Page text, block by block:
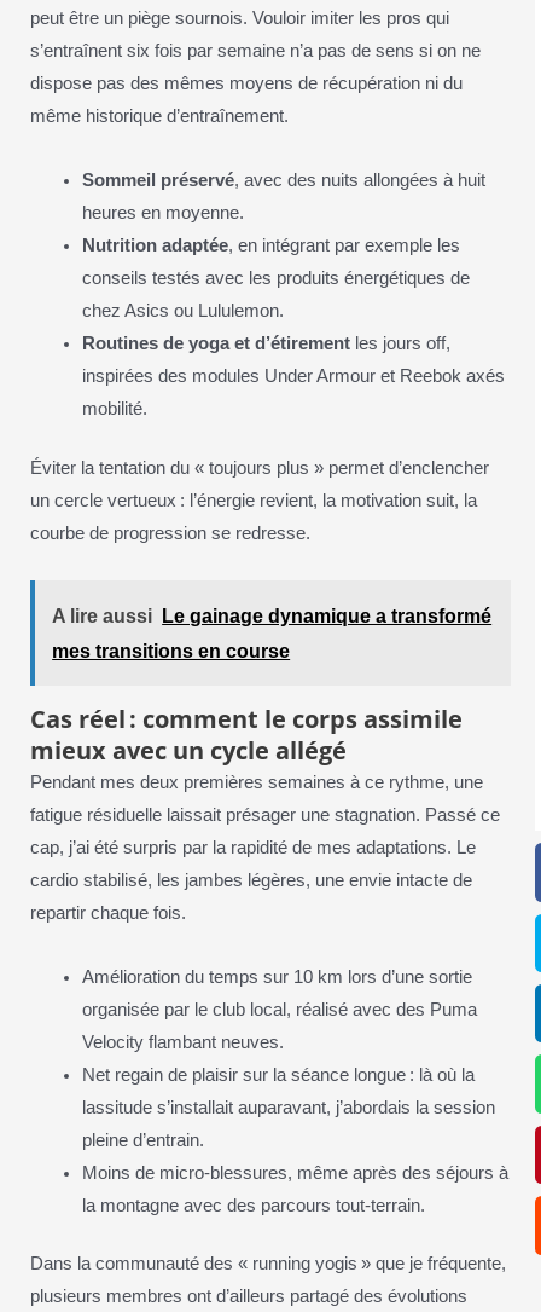
peut être un piège sournois. Vouloir imiter les pros qui
s’entraînent six fois par semaine n’a pas de sens si on ne
dispose pas des mêmes moyens de récupération ni du
même historique d’entraînement.
Sommeil préservé, avec des nuits allongées à huit
heures en moyenne.
Nutrition adaptée, en intégrant par exemple les
conseils testés avec les produits énergétiques de
chez Asics ou Lululemon.
Routines de yoga et d’étirement les jours off,
inspirées des modules Under Armour et Reebok axés
mobilité.
Éviter la tentation du « toujours plus » permet d’enclencher
un cercle vertueux : l’énergie revient, la motivation suit, la
courbe de progression se redresse.
A lire aussi
Le gainage dynamique a transformé
mes transitions en course
Cas réel : comment le corps assimile
mieux avec un cycle allégé
Pendant mes deux premières semaines à ce rythme, une
fatigue résiduelle laissait présager une stagnation. Passé ce
cap, j’ai été surpris par la rapidité de mes adaptations. Le
cardio stabilisé, les jambes légères, une envie intacte de
repartir chaque fois.
Amélioration du temps sur 10 km lors d’une sortie
organisée par le club local, réalisé avec des Puma
Velocity flambant neuves.
Net regain de plaisir sur la séance longue : là où la
lassitude s’installait auparavant, j’abordais la session
pleine d’entrain.
Moins de micro-blessures, même après des séjours à
la montagne avec des parcours tout-terrain.
Dans la communauté des « running yogis » que je fréquente,
plusieurs membres ont d’ailleurs partagé des évolutions